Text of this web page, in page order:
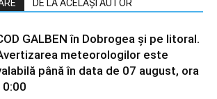
DE LA ACELAȘI AUTOR
GALBEN în Dobrogea și pe litoral.
meteorologilor este
până în data de 07 august, ora